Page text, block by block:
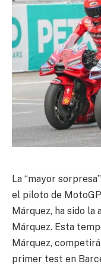
La “mayor
el piloto de
Márquez, ha sido la
Márquez. Esta
Márquez,
primer test en